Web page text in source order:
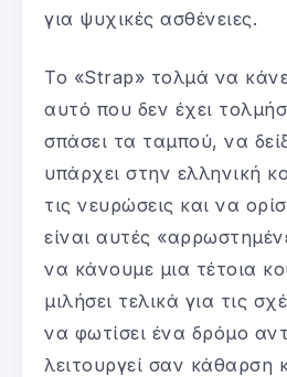
για ψυχικές ασθένειες.
Το «Strap» τολμά να
αυτό που δεν έχει
σπάσει τα ταμπού, να
υπάρχει στην ελληνική
τις νευρώσεις και να
είναι αυτές
να κάνουμε μια τέτοια
μιλήσει τελικά για τις
να φωτίσει ένα δρόμο
λειτουργεί σαν κάθαρση